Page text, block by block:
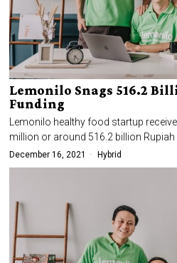
Lemonilo Snags 516.2
Funding
Lemonilo healthy food startup
million or around 516.2 billion Rupiah
December 16, 2021 Hybrid